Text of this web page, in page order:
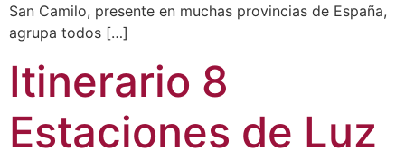
San Camilo, presente en muchas provincias de España,
agrupa todos […]
Itinerario 8
Estaciones de Luz